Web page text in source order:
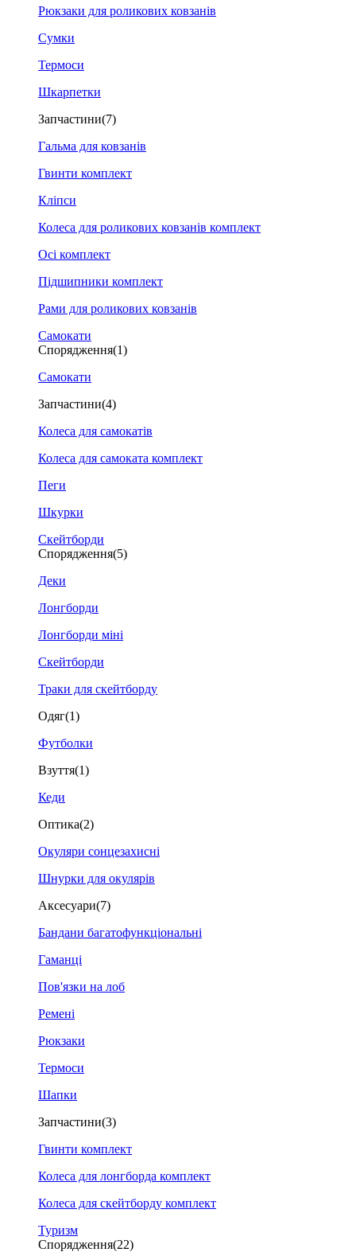
Рюкзаки для роликових ковзанів
Сумки
Термоси
Шкарпетки
Запчастини(7)
Гальма для ковзанів
Гвинти комплект
Кліпси
Колеса для роликових ковзанів комплект
Осі комплект
Підшипники комплект
Рами для роликових ковзанів
Самокати
Спорядження(1)
Самокати
Запчастини(4)
Колеса для самокатів
Колеса для самоката комплект
Пеги
Шкурки
Скейтборди
Спорядження(5)
Деки
Лонгборди
Лонгборди міні
Скейтборди
Траки для скейтборду
Одяг(1)
Футболки
Взуття(1)
Кеди
Оптика(2)
Окуляри сонцезахисні
Шнурки для окулярів
Аксесуари(7)
Бандани багатофункціональні
Гаманці
Пов'язки на лоб
Ремені
Рюкзаки
Термоси
Шапки
Запчастини(3)
Гвинти комплект
Колеса для лонгборда комплект
Колеса для скейтборду комплект
Туризм
Спорядження(22)